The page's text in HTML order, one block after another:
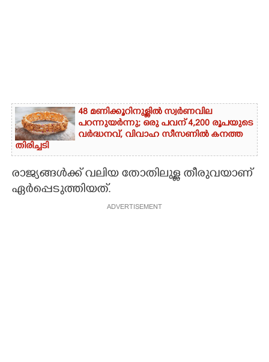
48 മണിക്കൂറിനുള്ളിൽ സ്വർണവില
പറന്നുയർന്നു; ഒരു പവന് 4,200 രൂപയുടെ
വർദ്ധനവ്, വിവാഹ സീസണിൽ കനത്ത
തിരിച്ചടി
രാജ്യങ്ങൾക്ക് വലിയ തോതിലുള്ള തീരുവയാണ്
ഏർപ്പെടുത്തിയത്.
ADVERTISEMENT